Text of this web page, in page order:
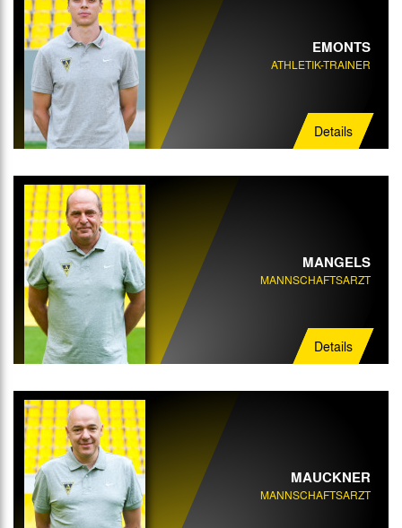
EMONTS
ATHLETIK-TRAINER
Details
MANGELS
MANNSCHAFTSARZT
Details
MAUCKNER
MANNSCHAFTSARZT